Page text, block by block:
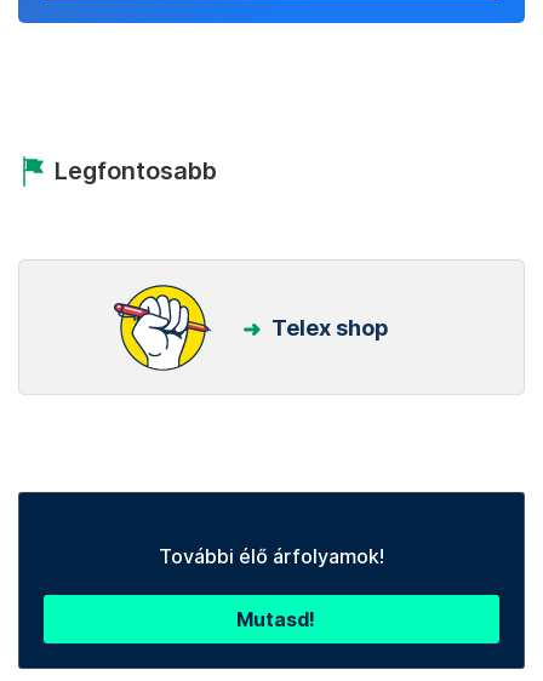
Legfontosabb
Telex shop
További élő árfolyamok!
Mutasd!